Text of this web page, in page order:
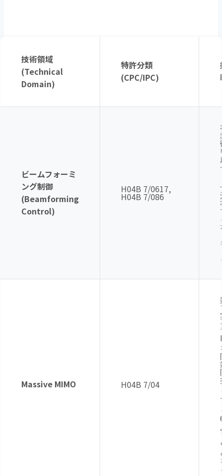
技術領域
(Technical
Domain)
特許分類
(CPC/IPC)
ビームフォーミ
ング制御
(Beamforming
Control)
H04B 7/0617,
H04B 7/086
Massive MIMO H04B 7/04